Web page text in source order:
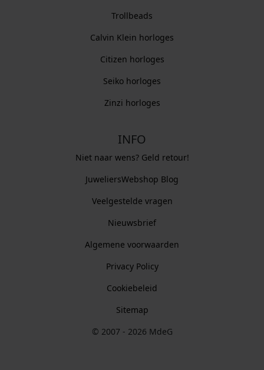
Trollbeads
Calvin Klein horloges
Citizen horloges
Seiko horloges
Zinzi horloges
INFO
Niet naar wens? Geld retour!
JuweliersWebshop Blog
Veelgestelde vragen
Nieuwsbrief
Algemene voorwaarden
Privacy Policy
Cookiebeleid
Sitemap
© 2007 - 2026 MdeG